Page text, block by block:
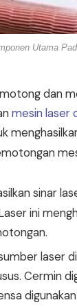
Utama
dan
mesin laser
sinar
ini
laser
Cermin